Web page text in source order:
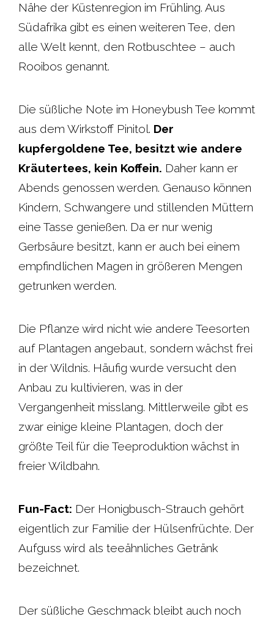
Nähe der Küstenregion im Frühling. Aus
Südafrika gibt es einen weiteren Tee, den
alle Welt kennt, den Rotbuschtee – auch
Rooibos genannt.
Die süßliche Note im Honeybush Tee kommt
aus dem Wirkstoff Pinitol. Der
kupfergoldene Tee, besitzt wie andere
Kräutertees, kein Koffein. Daher kann er
Abends genossen werden. Genauso können
Kindern, Schwangere und stillenden Müttern
eine Tasse genießen. Da er nur wenig
Gerbsäure besitzt, kann er auch bei einem
empfindlichen Magen in größeren Mengen
getrunken werden.
Die Pflanze wird nicht wie andere Teesorten
auf Plantagen angebaut, sondern wächst frei
in der Wildnis. Häufig wurde versucht den
Anbau zu kultivieren, was in der
Vergangenheit misslang. Mittlerweile gibt es
zwar einige kleine Plantagen, doch der
größte Teil für die Teeproduktion wächst in
freier Wildbahn.
Fun-Fact: Der Honigbusch-Strauch gehört
eigentlich zur Familie der Hülsenfrüchte. Der
Aufguss wird als teeähnliches Getränk
bezeichnet.
Der süßliche Geschmack bleibt auch noch